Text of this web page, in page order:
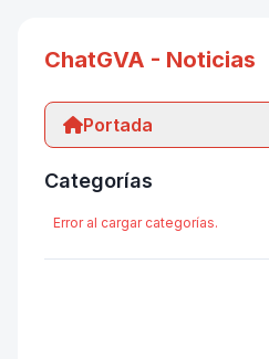
ChatGVA - Noticias
Portada
Categorías
Error al cargar categorías.